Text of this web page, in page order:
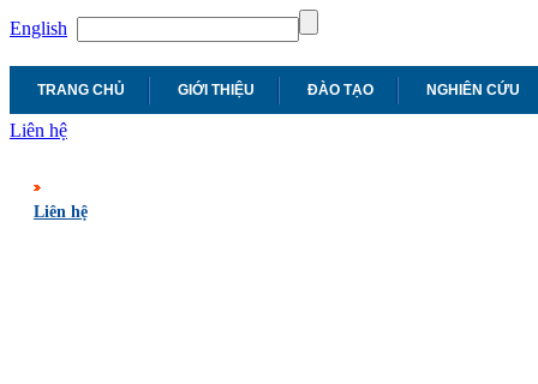
English
TRANG CHỦ GIỚI THIỆU ĐÀO TẠO NGHIÊN CỨU
Liên hệ
Liên hệ